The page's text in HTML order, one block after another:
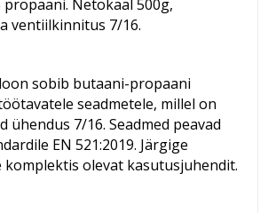
propaani. Netokaal 500g,
ventiilkinnitus 7/16.
sobib butaani-propaani
seadmetele, millel on
ühendus 7/16. Seadmed peavad
EN 521:2019. Järgige
komplektis olevat kasutusjuhendit.